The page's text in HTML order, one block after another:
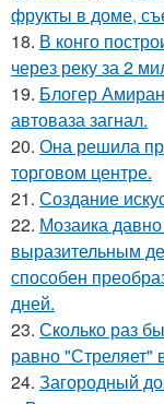
фрукты в доме,
18. В конго
через реку за 2
19. Блогер
автоваза загнал.
20. Она решила
торговом центре.
21. Создание
22. Мозаика
выразительным
способен
дней.
23. Сколько раз
равно "Стреляет"
24. Загородный